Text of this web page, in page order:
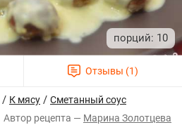
10
/ К мясу / Сметанный соус
Марина Золотцева